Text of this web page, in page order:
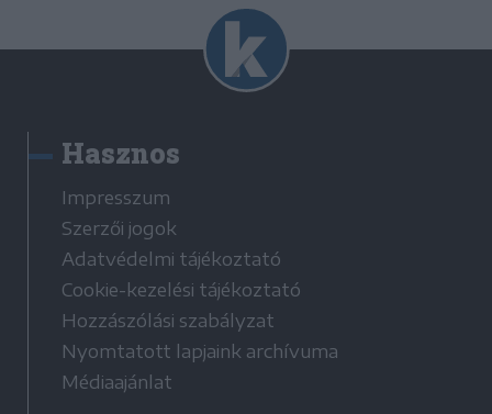
Hasznos
Impresszum
Szerzői jogok
Adatvédelmi tájékoztató
Cookie-kezelési tájékoztató
Hozzászólási szabályzat
Nyomtatott lapjaink archívuma
Médiaajánlat